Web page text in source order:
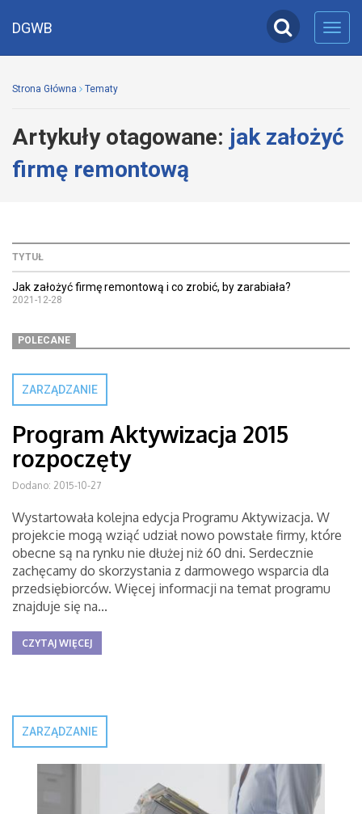
DGWB
Strona Główna Tematy
Artykuły otagowane: jak założyć
firmę remontową
TYTUŁ
Jak założyć firmę remontową i co zrobić, by zarabiała?
2021-12-28
POLECANE
ZARZĄDZANIE
Program Aktywizacja 2015
rozpoczęty
Dodano: 2015-10-27
Wystartowała kolejna edycja Programu Aktywizacja. W
projekcie mogą wziąć udział nowo powstałe firmy, które
obecne są na rynku nie dłużej niż 60 dni. Serdecznie
zachęcamy do skorzystania z darmowego wsparcia dla
przedsiębiorców. Więcej informacji na temat programu
znajduje się na...
CZYTAJ WIĘCEJ
ZARZĄDZANIE